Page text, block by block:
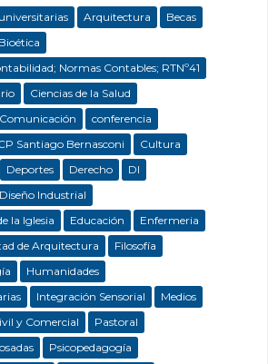
Arquitectura
Becas
Bioética
Normas Contables; RTNº41
Ciencias de la Salud
Comunicación
conferencia
Santiago Bernasconi
Cultura
Deportes Derecho
DI
Diseño Industrial
la Iglesia
Educación
Enfermeria
de Arquitectura
Filosofía
Humanidades
Integración Sensorial
Medios
y Comercial
Pastoral
Psicopedagogía